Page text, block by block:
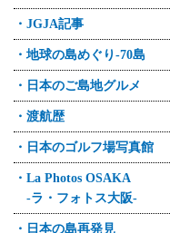
・JGJA記事
・地球の島めぐり-70島
・日本のご島地グルメ
・渡航歴
・日本のゴルフ場写真館
・La Photos OSAKA
-ラ・フォトス大阪-
・日本の島再発見